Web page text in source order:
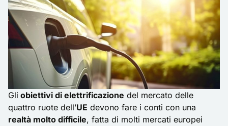
Gli obiettivi di elettrificazione del mercato delle
quattro ruote dell’UE devono fare i conti con una
realtà molto difficile, fatta di molti mercati europei